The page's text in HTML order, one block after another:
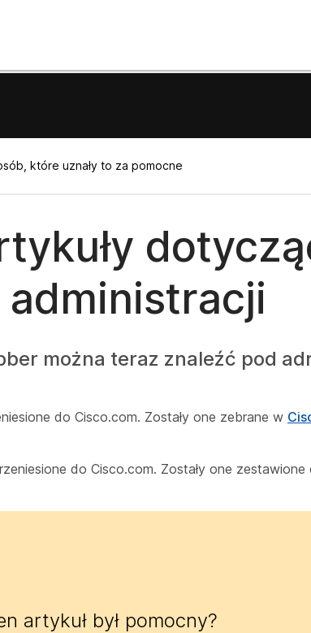
które uznały to za pomocne
można teraz znaleźć pod
do Cisco.com. Zostały one zebrane w
do Cisco.com. Zostały one zestawione
artykuł był pomocny?